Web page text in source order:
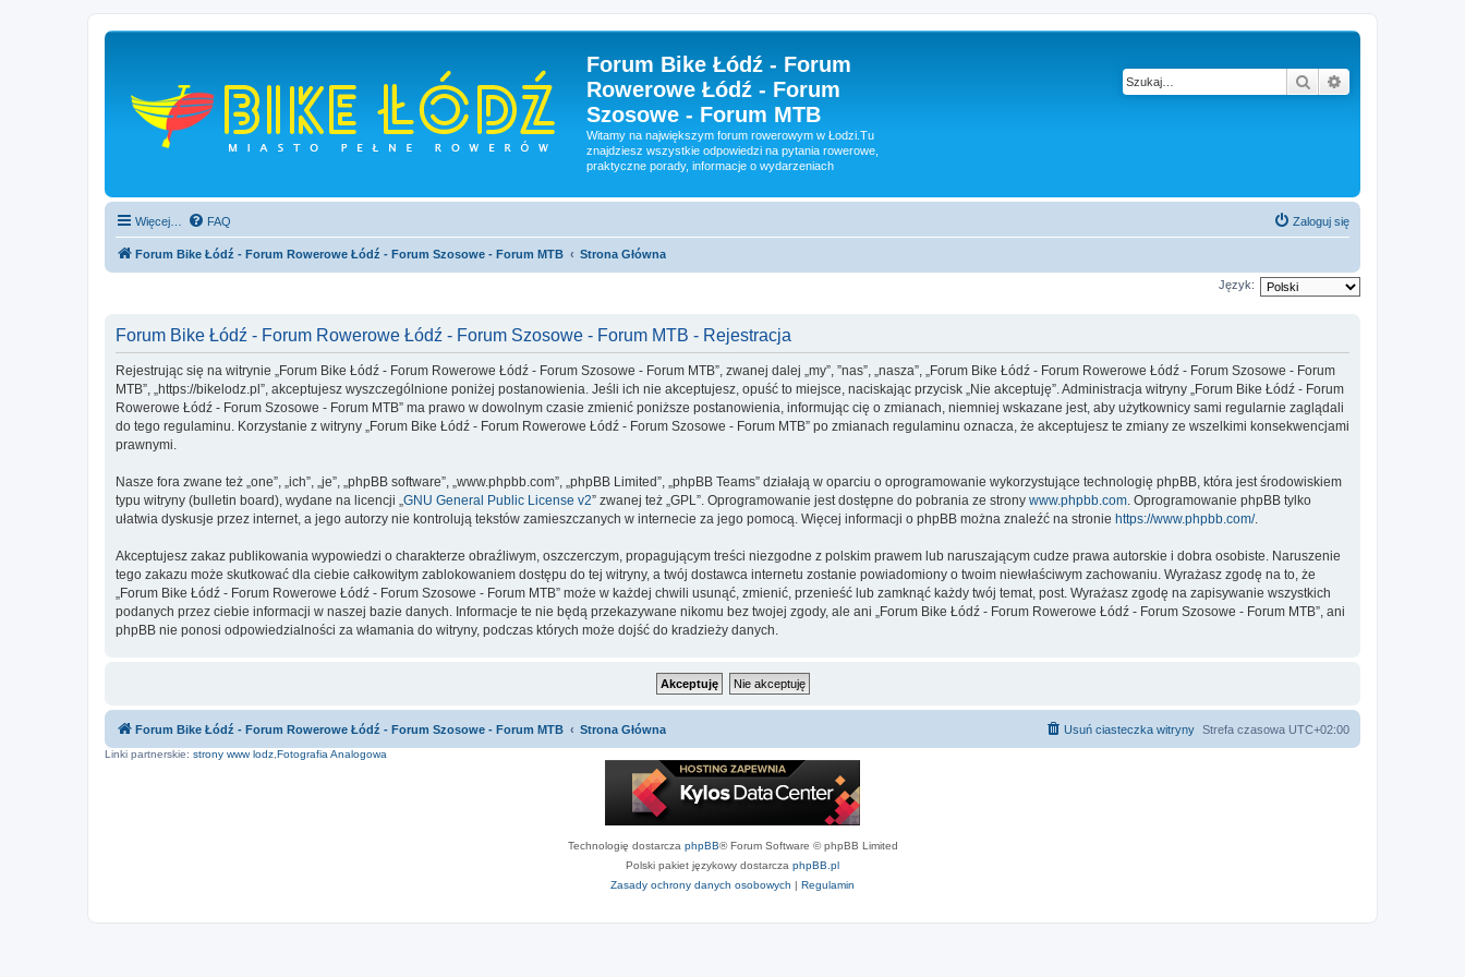
Forum Bike Łódź - Forum
Rowerowe Łódź - Forum
Szosowe - Forum MTB
Witamy na największym forum rowerowym w Łodzi.Tu
znajdziesz wszystkie odpowiedzi na pytania rowerowe,
praktyczne porady, informacje o wydarzeniach
Szukaj
Więcej… FAQ Zaloguj się
Forum Bike Łódź - Forum Rowerowe Łódź - Forum Szosowe - Forum MTB Strona Główna
Język:
Forum Bike Łódź - Forum Rowerowe Łódź - Forum Szosowe - Forum MTB - Rejestracja
Rejestrując się na witrynie „Forum Bike Łódź - Forum Rowerowe Łódź - Forum Szosowe - Forum MTB”, zwanej dalej „my”, ”nas”, „nasza”, „Forum Bike Łódź - Forum Rowerowe Łódź - Forum Szosowe - Forum
MTB”, „https://bikelodz.pl”, akceptujesz wyszczególnione poniżej postanowienia. Jeśli ich nie akceptujesz, opuść to miejsce, naciskając przycisk „Nie akceptuję”. Administracja witryny „Forum Bike Łódź - Forum
Rowerowe Łódź - Forum Szosowe - Forum MTB” ma prawo w dowolnym czasie zmienić poniższe postanowienia, informując cię o zmianach, niemniej wskazane jest, aby użytkownicy sami regularnie zaglądali
do tego regulaminu. Korzystanie z witryny „Forum Bike Łódź - Forum Rowerowe Łódź - Forum Szosowe - Forum MTB” po zmianach regulaminu oznacza, że akceptujesz te zmiany ze wszelkimi konsekwencjami
prawnymi.
Nasze fora zwane też „one”, „ich”, „je”, „phpBB software”, „www.phpbb.com”, „phpBB Limited”, „phpBB Teams” działają w oparciu o oprogramowanie wykorzystujące technologię phpBB, która jest środowiskiem
typu witryny (bulletin board), wydane na licencji „GNU General Public License v2” zwanej też „GPL”. Oprogramowanie jest dostępne do pobrania ze strony www.phpbb.com. Oprogramowanie phpBB tylko
ułatwia dyskusje przez internet, a jego autorzy nie kontrolują tekstów zamieszczanych w internecie za jego pomocą. Więcej informacji o phpBB można znaleźć na stronie https://www.phpbb.com/.
Akceptujesz zakaz publikowania wypowiedzi o charakterze obraźliwym, oszczerczym, propagującym treści niezgodne z polskim prawem lub naruszającym cudze prawa autorskie i dobra osobiste. Naruszenie
tego zakazu może skutkować dla ciebie całkowitym zablokowaniem dostępu do tej witryny, a twój dostawca internetu zostanie powiadomiony o twoim niewłaściwym zachowaniu. Wyrażasz zgodę na to, że
„Forum Bike Łódź - Forum Rowerowe Łódź - Forum Szosowe - Forum MTB” może w każdej chwili usunąć, zmienić, przenieść lub zamknąć każdy twój temat, post. Wyrażasz zgodę na zapisywanie wszystkich
podanych przez ciebie informacji w naszej bazie danych. Informacje te nie będą przekazywane nikomu bez twojej zgody, ale ani „Forum Bike Łódź - Forum Rowerowe Łódź - Forum Szosowe - Forum MTB”, ani
phpBB nie ponosi odpowiedzialności za włamania do witryny, podczas których może dojść do kradzieży danych.
Forum Bike Łódź - Forum Rowerowe Łódź - Forum Szosowe - Forum MTB Strona Główna Strefa czasowa UTC+02:00
Usuń ciasteczka witryny
Linki partnerskie: strony www lodz Fotografia Analogowa
Technologię dostarcza phpBB® Forum Software © phpBB Limited
Polski pakiet językowy dostarcza phpBB.pl
Zasady ochrony danych osobowych | Regulamin